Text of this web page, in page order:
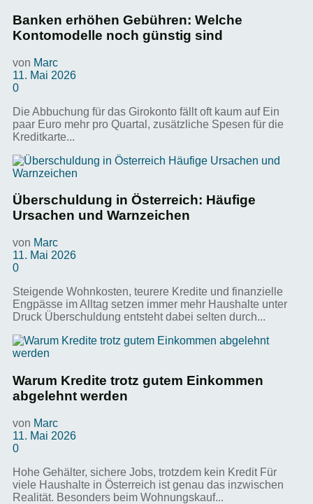
Banken erhöhen Gebühren: Welche
Kontomodelle noch günstig sind
von Marc
11. Mai 2026
0
Die Abbuchung für das Girokonto fällt oft kaum auf Ein
paar Euro mehr pro Quartal, zusätzliche Spesen für die
Kreditkarte...
Überschuldung in Österreich: Häufige
Ursachen und Warnzeichen
von Marc
11. Mai 2026
0
Steigende Wohnkosten, teurere Kredite und finanzielle
Engpässe im Alltag setzen immer mehr Haushalte unter
Druck Überschuldung entsteht dabei selten durch...
Warum Kredite trotz gutem Einkommen
abgelehnt werden
von Marc
11. Mai 2026
0
Hohe Gehälter, sichere Jobs, trotzdem kein Kredit Für
viele Haushalte in Österreich ist genau das inzwischen
Realität. Besonders beim Wohnungskauf...